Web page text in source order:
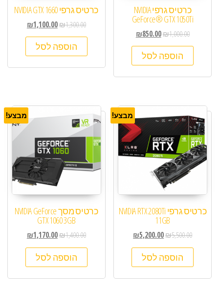
כרטיס גרפי NVIDIA
GeForce® GTX 1050Ti
₪1,000.00
₪850.00
הוספה לסל
כרטיס גרפי NVIDIA GTX 1660
₪1,300.00
₪1,100.00
הוספה לסל
מבצע!
כרטיס גרפי NVIDIA RTX 2080Ti
11GB
₪5,500.00
₪5,200.00
הוספה לסל
מבצע!
כרטיס מסך NVIDIA GeForce
GTX 1060 3GB
₪1,400.00
₪1,170.00
הוספה לסל